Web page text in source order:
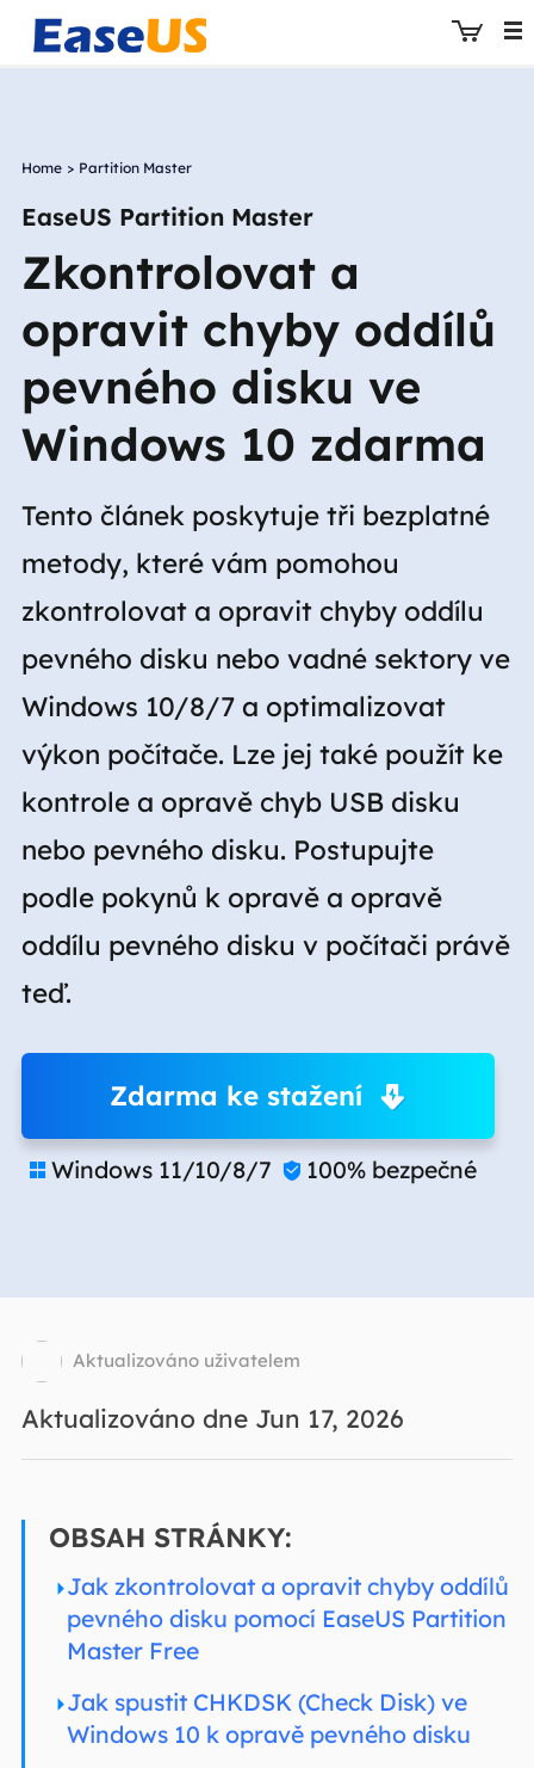
Home > Partition Master
EaseUS Partition Master
Zkontrolovat a
opravit chyby oddílů
pevného disku ve
Windows 10 zdarma
Tento článek poskytuje tři bezplatné
metody, které vám pomohou
zkontrolovat a opravit chyby oddílu
pevného disku nebo vadné sektory ve
Windows 10/8/7 a optimalizovat
výkon počítače. Lze jej také použít ke
kontrole a opravě chyb USB disku
nebo pevného disku. Postupujte
podle pokynů k opravě a opravě
oddílu pevného disku v počítači právě
teď.
Zdarma ke stažení
 Windows 11/10/8/7  100% bezpečné
Aktualizováno uživatelem
Aktualizováno dne Jun 17, 2026
OBSAH STRÁNKY:
Jak zkontrolovat a opravit chyby oddílů
pevného disku pomocí EaseUS Partition
Master Free
Jak spustit CHKDSK (Check Disk) ve
Windows 10 k opravě pevného disku